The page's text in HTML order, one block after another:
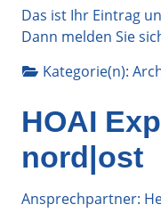
Das ist Ihr Eintrag
Dann melden Sie
Kategorie(n):
HOAI
nord|ost
Ansprechpartner: